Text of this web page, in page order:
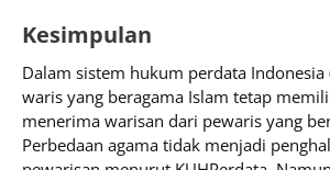
Kesimpulan
Dalam sistem hukum perdata Indonesia
waris yang beragama Islam tetap
menerima warisan dari pewaris yang
Perbedaan agama tidak menjadi